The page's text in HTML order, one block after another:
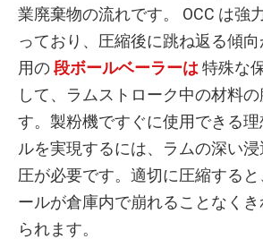
業廃棄物の流れです。 OCC は強
っており、圧縮後に跳ね返る傾
用の段ボールベーラーは 特殊な
して、ラムストローク中の材料
す。製粉機ですぐに使用できる理
ルを実現するには、ラムの深い
圧が必要です。適切に圧縮する
ールが倉庫内で崩れることなく
られます。